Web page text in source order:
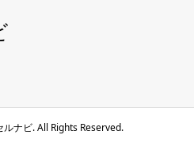
ナビ. All Rights Reserved.